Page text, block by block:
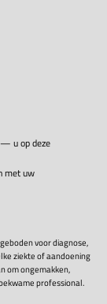
u op deze
met uw
voor diagnose,
ziekte of aandoening
om ongemakken,
professional.